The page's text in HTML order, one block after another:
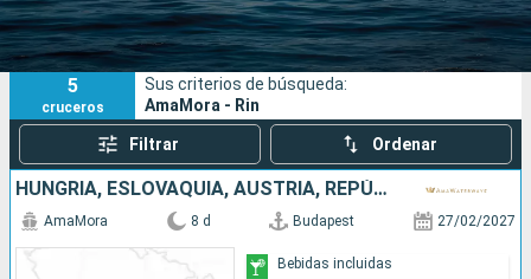
Buscar
5
cruceros
Sus criterios de búsqueda:
AmaMora - Rin
Filtrar Ordenar
HUNGRÍA, ESLOVAQUIA, AUSTRIA, REPÚBLICA CHECA, ALEMANIA
AmaMora 8 d Budapest 27/02/2027
Bebidas incluidas